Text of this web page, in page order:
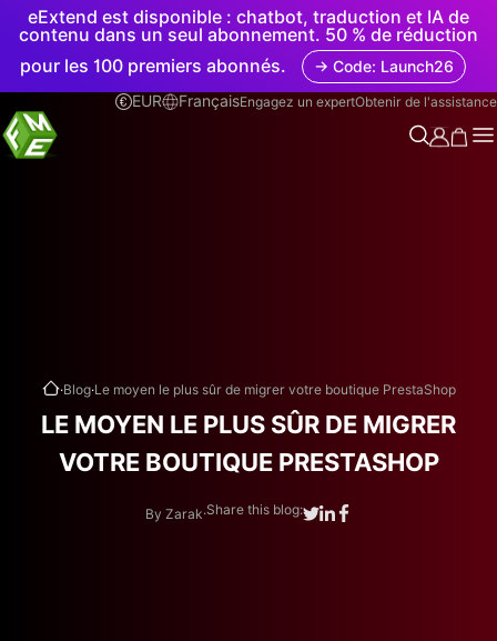
eExtend est disponible : chatbot, traduction et IA de
contenu dans un seul abonnement. 50 % de réduction
pour les 100 premiers abonnés.
→ Code: Launch26
EUR
FrançaisEngagez un expertObtenir de l'assistance
.Blog.Le moyen le plus sûr de migrer votre boutique PrestaShop
LE MOYEN LE PLUS SÛR DE MIGRER
VOTRE BOUTIQUE PRESTASHOP
By Zarak.Share this blog: